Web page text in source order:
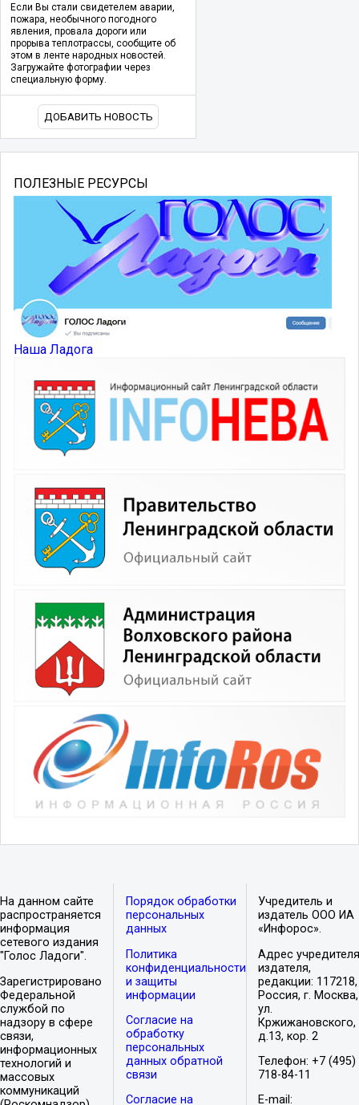
Если Вы стали свидетелем аварии,
пожара, необычного погодного
явления, провала дороги или
прорыва теплотрассы, сообщите об
этом в ленте народных новостей.
Загружайте фотографии через
специальную форму.
ДОБАВИТЬ НОВОСТЬ
ПОЛЕЗНЫЕ РЕСУРСЫ
Наша Ладога
На данном сайте
распространяется
информация
сетевого издания
"Голос Ладоги".
Зарегистрировано
Федеральной
службой по
надзору в сфере
связи,
информационных
технологий и
массовых
коммуникаций
Порядок обработки
персональных
данных
Политика
конфиденциальности
и защиты
информации
Согласие на
обработку
персональных
данных обратной
связи
Согласие на
Учредитель и
издатель ООО ИА
«Инфорос».
Адрес
издателя,
редакции: 117218,
Россия, г. Москва,
ул.
Кржижановского,
д.13, кор. 2
Телефон: +7 (495)
718-84-11
E-mail: